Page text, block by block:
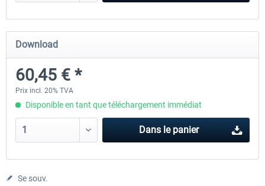
Download
60,45 € *
Prix incl. 20% TVA
Disponible en tant que téléchargement immédiat
Dans le panier
Se souv.